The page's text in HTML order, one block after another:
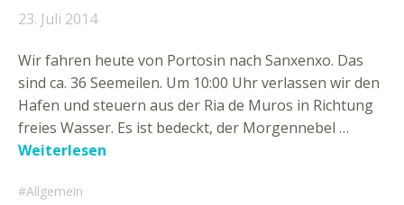
23. Juli 2014
Wir fahren heute von Portosin nach Sanxenxo. Das
sind ca. 36 Seemeilen. Um 10:00 Uhr verlassen wir den
Hafen und steuern aus der Ria de Muros in Richtung
freies Wasser. Es ist bedeckt, der Morgennebel …
Weiterlesen
Allgemein